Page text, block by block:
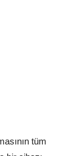
tüm